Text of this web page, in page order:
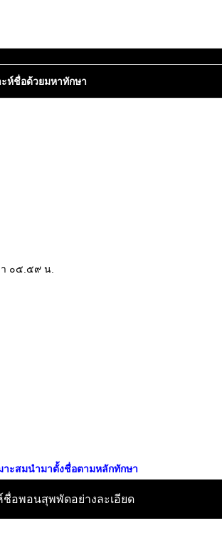
ะห์ชื่อด้วยมหาทักษา
า ๐๕.๕๙ น.
ะสมนำมาตั้งชื่อตามหลักทักษา
ชื่อพอนสุพพัดอย่างละเอียด